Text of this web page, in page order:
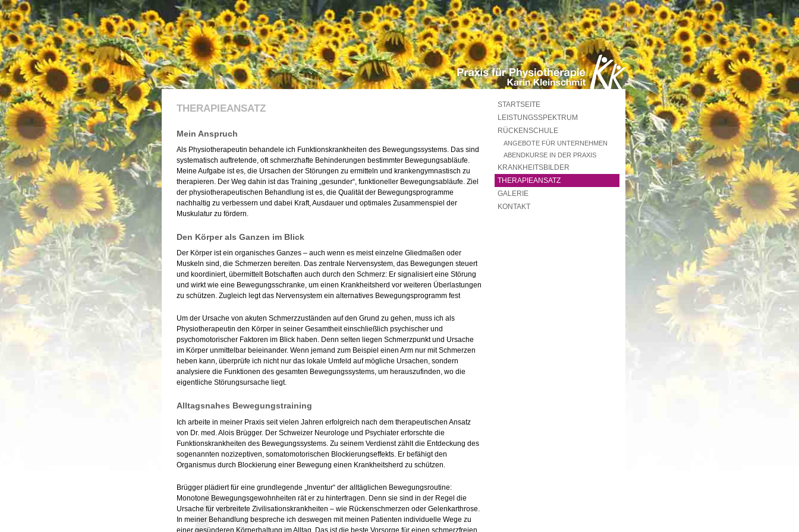
THERAPIEANSATZ
Mein Anspruch
Als Physiotherapeutin behandele ich Funktionskrankheiten des Bewegungssystems. Das sind
systematisch auftretende, oft schmerzhafte Behinderungen bestimmter Bewegungsabläufe.
Meine Aufgabe ist es, die Ursachen der Störungen zu ermitteln und krankengymnastisch zu
therapieren. Der Weg dahin ist das Training „gesunder“, funktioneller Bewegungsabläufe. Ziel
der physiotherapeutischen Behandlung ist es, die Qualität der Bewegungsprogramme
nachhaltig zu verbessern und dabei Kraft, Ausdauer und optimales Zusammenspiel der
Muskulatur zu fördern.
Den Körper als Ganzen im Blick
Der Körper ist ein organisches Ganzes – auch wenn es meist einzelne Gliedmaßen oder
Muskeln sind, die Schmerzen bereiten. Das zentrale Nervensystem, das Bewegungen steuert
und koordiniert, übermittelt Botschaften auch durch den Schmerz: Er signalisiert eine Störung
und wirkt wie eine Bewegungsschranke, um einen Krankheitsherd vor weiteren Überlastungen
zu schützen. Zugleich legt das Nervensystem ein alternatives Bewegungsprogramm fest
Um der Ursache von akuten Schmerzzuständen auf den Grund zu gehen, muss ich als
Physiotherapeutin den Körper in seiner Gesamtheit einschließlich psychischer und
psychomotorischer Faktoren im Blick haben. Denn selten liegen Schmerzpunkt und Ursache
im Körper unmittelbar beieinander. Wenn jemand zum Beispiel einen Arm nur mit Schmerzen
heben kann, überprüfe ich nicht nur das lokale Umfeld auf mögliche Ursachen, sondern
analysiere die Funktionen des gesamten Bewegungssystems, um herauszufinden, wo die
eigentliche Störungsursache liegt.
Alltagsnahes Bewegungstraining
Ich arbeite in meiner Praxis seit vielen Jahren erfolgreich nach dem therapeutischen Ansatz
von Dr. med. Alois Brügger. Der Schweizer Neurologe und Psychiater erforschte die
Funktionskrankheiten des Bewegungssystems. Zu seinem Verdienst zählt die Entdeckung des
sogenannten nozizeptiven, somatomotorischen Blockierungseffekts. Er befähigt den
Organismus durch Blockierung einer Bewegung einen Krankheitsherd zu schützen.
Brügger plädiert für eine grundlegende „Inventur“ der alltäglichen Bewegungsroutine:
Monotone Bewegungsgewohnheiten rät er zu hinterfragen. Denn sie sind in der Regel die
Ursache für verbreitete Zivilisationskrankheiten – wie Rückenschmerzen oder Gelenkarthrose.
In meiner Behandlung bespreche ich deswegen mit meinen Patienten individuelle Wege zu
einer gesünderen Körperhaltung im Alltag. Das ist die beste Vorsorge für einen schmerzfreien
STARTSEITE
LEISTUNGSSPEKTRUM
RÜCKENSCHULE
ANGEBOTE FÜR UNTERNEHMEN
ABENDKURSE IN DER PRAXIS
KRANKHEITSBILDER
THERAPIEANSATZ
GALERIE
KONTAKT